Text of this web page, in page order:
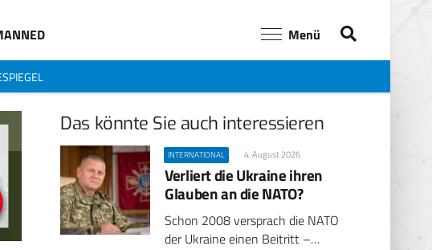
Menü
Das könnte Sie auch interessieren
INTERNATIONAL 4. August 2026
Verliert die Ukraine ihren
Glauben an die NATO?
Schon 2008 versprach die NATO
der Ukraine einen Beitritt –…